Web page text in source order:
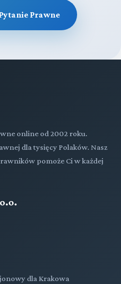
Prawne
online od 2002 roku.
dla tysięcy Polaków. Nasz
pomoże Ci w każdej
dla Krakowa